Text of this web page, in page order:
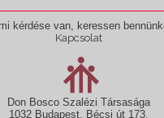
kérdése van, keressen
Kapcsolat
Don Bosco Szalézi Társasága
1032 Budapest, Bécsi út 173.